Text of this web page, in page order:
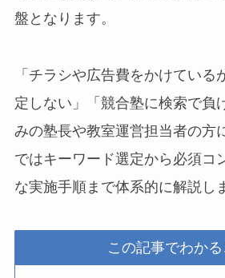
盤となります。
「チラシや広告費をかけている
定しない」「競合塾に検索で負
みの塾長や教室運営担当者の方
ではキーワード選定から必須コ
な実施手順まで体系的に解説し
この記事でわかる